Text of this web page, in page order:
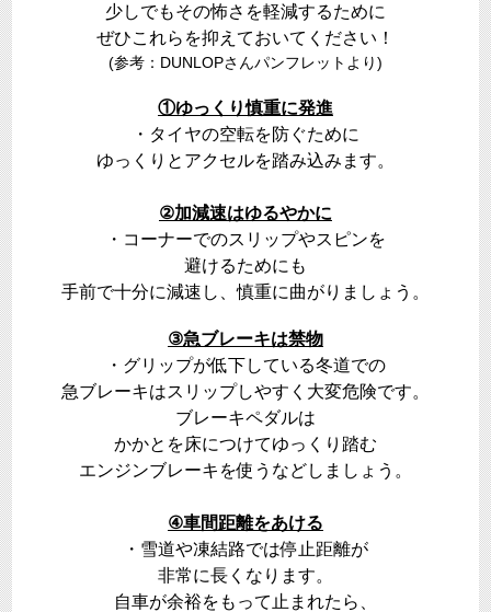
少しでもその怖さを軽減するために
ぜひこれらを抑えておいてください！
(参考：DUNLOPさんパンフレットより)
①ゆっくり慎重に発進
・タイヤの空転を防ぐために
ゆっくりとアクセルを踏み込みます。
②加減速はゆるやかに
・コーナーでのスリップやスピンを
避けるためにも
手前で十分に減速し、慎重に曲がりましょう。
③急ブレーキは禁物
・グリップが低下している冬道での
急ブレーキはスリップしやすく大変危険です。
ブレーキペダルは
かかとを床につけてゆっくり踏む
エンジンブレーキを使うなどしましょう。
④車間距離をあける
・雪道や凍結路では停止距離が
非常に長くなります。
自車が余裕をもって止まれたら、